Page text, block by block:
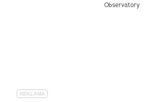
Observatory